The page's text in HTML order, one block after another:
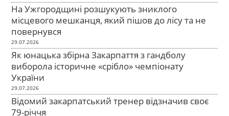
На Ужгородщині розшукують зниклого
місцевого мешканця, який пішов до лісу та не
повернувся
29.07.2026
Як юнацька збірна Закарпаття з гандболу
виборола історичне «срібло» чемпіонату
України
29.07.2026
Відомий закарпатський тренер відзначив своє
79-річчя